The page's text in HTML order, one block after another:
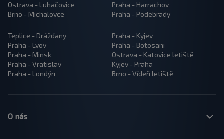
Ostrava - Luhačovice
Brno - Michalovce
Praha - Harrachov
Praha - Podebrady
Teplice - Drážďany
Praha - Lvov
Praha - Minsk
Praha - Vratislav
Praha - Londýn
Praha - Kyjev
Praha - Botosani
Ostrava - Katovice letiště
Kyjev - Praha
Brno - Vídeň letiště
O nás